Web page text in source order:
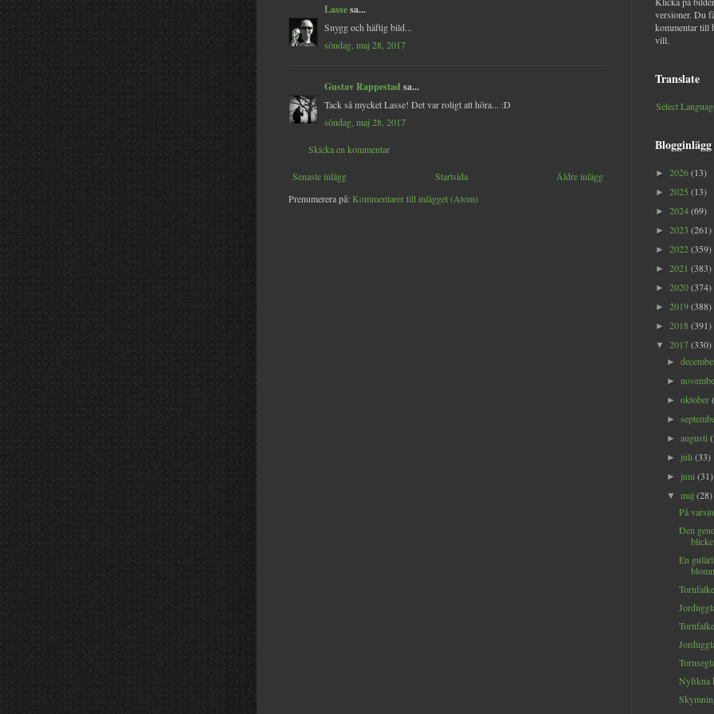
Lassesa...
Snygg och häftig bild...
söndag, maj 28, 2017
Gustav Rappestad sa...
Tack så mycket Lasse! Det var roligt att höra... :D
söndag, maj 28, 2017
Skicka en kommentar
Senaste inlägg Äldre inlägg
Startsida
Prenumerera på: Kommentarer till inlägget (Atom)
versioner. Du
kommentar till
vill.
Translate
Select
Blogginlägg
► 2026(13)
► 2025 (13)
► 2024(69)
► 2023 (261)
► 2022(359)
► 2021 (383)
► 2020(374)
► 2019(388)
► 2018 (391)
▼ 2017(330)
►
►
►oktober
►
►augusti
► juli(33)
► juni(31)
▼maj(28)
På
Den
En
Nyfikna